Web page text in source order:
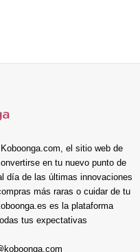
el sitio web de
en tu nuevo punto de
día de las últimas innovaciones
más raras o cuidar de tu
es la plataforma
tus expectativas